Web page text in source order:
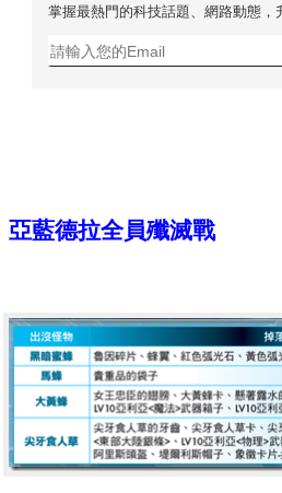
掌握最熱門的科技話題、網路動態，
亞藍德拉全員殲滅戰